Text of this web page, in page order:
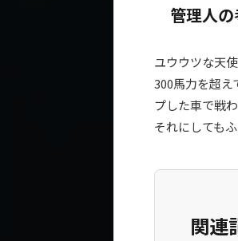
管理人
ユウウツな天
300馬力を超え
プした車で戦
それにしても
関連